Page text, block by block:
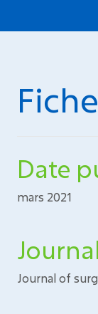
Date
mars 2021
Journal
Journal of